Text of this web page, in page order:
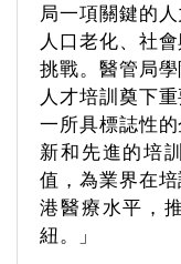
局一項關鍵的
人口老化、社
挑戰。醫管局
人才培訓奠下
一所具標誌性
新和先進的培
值，為業界在
港醫療水平，
紐。」